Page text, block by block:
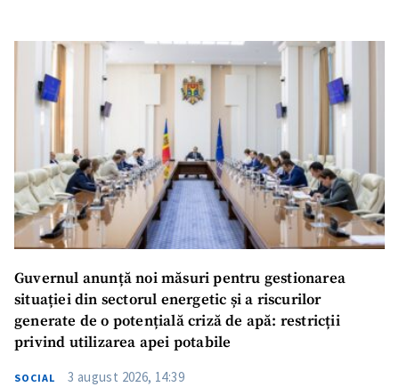
Guvernul anunță noi măsuri pentru gestionarea
situației din sectorul energetic și a riscurilor
generate de o potențială criză de apă: restricții
privind utilizarea apei potabile
SOCIAL 3 august 2026, 14:39